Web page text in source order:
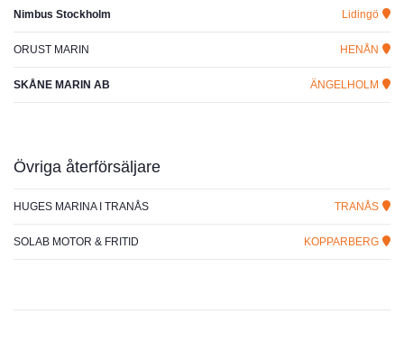
Nimbus Stockholm Lidingö
ORUST MARIN HENÅN
SKÅNE MARIN AB ÄNGELHOLM
Övriga återförsäljare
HUGES MARINA I TRANÅS TRANÅS
SOLAB MOTOR & FRITID KOPPARBERG